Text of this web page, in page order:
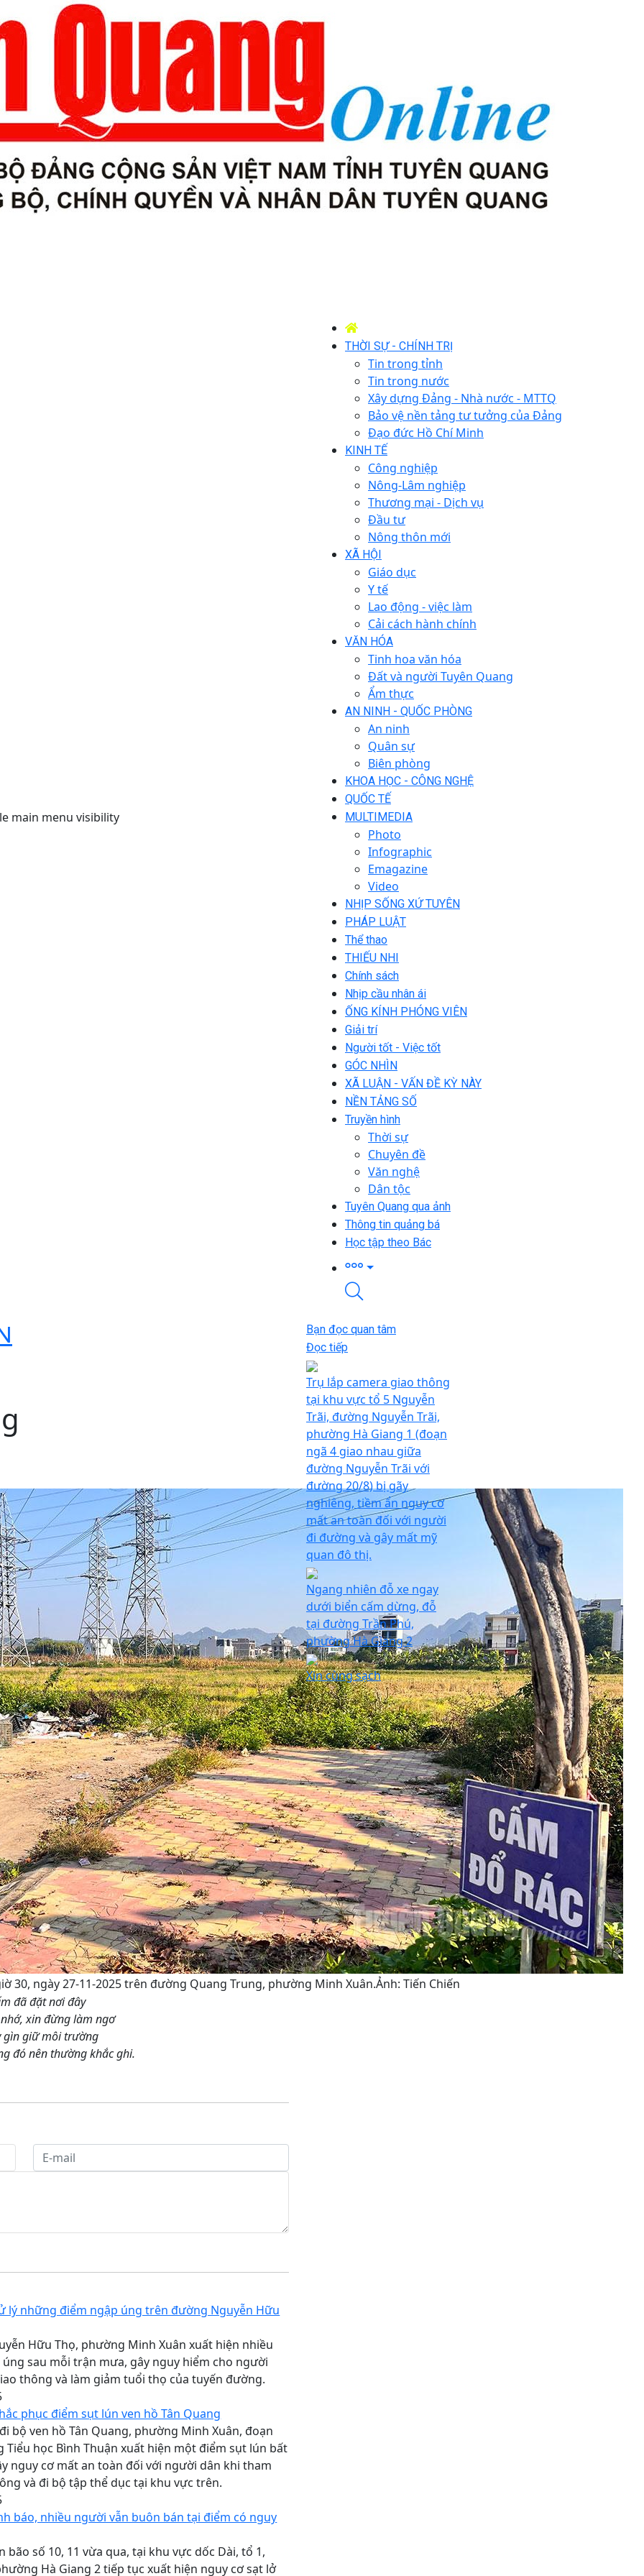
main menu visibility
THỜI SỰ - CHÍNH TRỊ
Tin trong tỉnh
Tin trong nước
Xây dựng Đảng - Nhà nước - MTTQ
Bảo vệ nền tảng tư tưởng của Đảng
Đạo đức Hồ Chí Minh
KINH TẾ
Công nghiệp
Nông-Lâm nghiệp
Thương mại - Dịch vụ
Đầu tư
Nông thôn mới
XÃ HỘI
Giáo dục
Y tế
Lao động - việc làm
Cải cách hành chính
VĂN HÓA
Tinh hoa văn hóa
Đất và người Tuyên Quang
Ẩm thực
AN NINH - QUỐC PHÒNG
An ninh
Quân sự
Biên phòng
KHOA HỌC - CÔNG NGHỆ
QUỐC TẾ
MULTIMEDIA
Photo
Infographic
Emagazine
Video
NHỊP SỐNG XỨ TUYÊN
PHÁP LUẬT
Thể thao
THIẾU NHI
Chính sách
Nhịp cầu nhân ái
ỐNG KÍNH PHÓNG VIÊN
Giải trí
Người tốt - Việc tốt
GÓC NHÌN
XÃ LUẬN - VẤN ĐỀ KỲ NÀY
NỀN TẢNG SỐ
Truyền hình
Thời sự
Chuyên đề
Văn nghệ
Dân tộc
Tuyên Quang qua ảnh
Thông tin quảng bá
Học tập theo Bác
30, ngày 27-11-2025 trên đường Quang Trung, phường Minh Xuân.Ảnh: Tiến Chiến
đã đặt nơi đây
xin đừng làm ngơ
gìn giữ môi trường
đó nên thường khắc ghi.
lý những điểm ngập úng trên đường Nguyễn Hữu
Hữu Thọ, phường Minh Xuân xuất hiện nhiều
sau mỗi trận mưa, gây nguy hiểm cho người
thông và làm giảm tuổi thọ của tuyến đường.
phục điểm sụt lún ven hồ Tân Quang
bộ ven hồ Tân Quang, phường Minh Xuân, đoạn
Tiểu học Bình Thuận xuất hiện một điểm sụt lún bất
nguy cơ mất an toàn đối với người dân khi tham
và đi bộ tập thể dục tại khu vực trên.
báo, nhiều người vẫn buôn bán tại điểm có nguy
bão số 10, 11 vừa qua, tại khu vực dốc Dài, tổ 1,
Hà Giang 2 tiếp tục xuất hiện nguy cơ sạt lở
Bạn đọc quan tâm
Đọc tiếp
Trụ lắp camera giao thông
tại khu vực tổ 5 Nguyễn
Trãi, đường Nguyễn Trãi,
phường Hà Giang 1 (đoạn
ngã 4 giao nhau giữa
đường Nguyễn Trãi với
đường 20/8) bị gãy
nghiêng, tiềm ẩn nguy cơ
mất an toàn đối với người
đi đường và gây mất mỹ
quan đô thị.
Ngang nhiên đỗ xe ngay
dưới biển cấm dừng, đỗ
tại đường Trần Phú,
phường Hà Giang 2
Xin cùng sạch